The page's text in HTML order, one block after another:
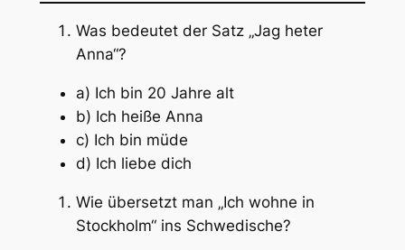
Was bedeutet der Satz „Jag heter
Anna“?
a) Ich bin 20 Jahre alt
b) Ich heiße Anna
c) Ich bin müde
d) Ich liebe dich
Wie übersetzt man „Ich wohne in
Stockholm“ ins Schwedische?